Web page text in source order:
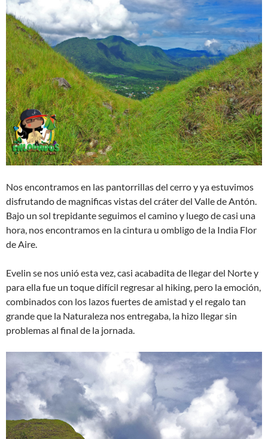
Nos encontramos en las pantorrillas del cerro y ya estuvimos
disfrutando de magnificas vistas del cráter del Valle de Antón.
Bajo un sol trepidante seguimos el camino y luego de casi una
hora, nos encontramos en la cintura u ombligo de la India Flor
de Aire.
Evelin se nos unió esta vez, casi acabadita de llegar del Norte y
para ella fue un toque difícil regresar al hiking, pero la emoción,
combinados con los lazos fuertes de amistad y el regalo tan
grande que la Naturaleza nos entregaba, la hizo llegar sin
problemas al final de la jornada.